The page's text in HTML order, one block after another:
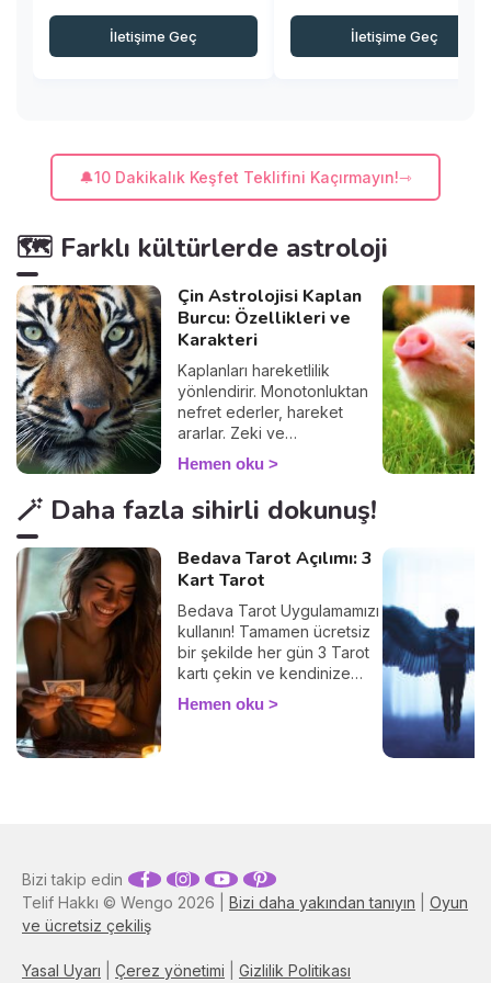
İletişime Geç İletişime Geç
🔔10 Dakikalık Keşfet Teklifini Kaçırmayın!
🗺️ Farklı kültürlerde astroloji
Çin Astrolojisi Kaplan
Burcu: Özellikleri ve
Karakteri
Kaplanları hareketlilik
yönlendirir. Monotonluktan
nefret ederler, hareket
ararlar. Zeki ve
karizmatiktirler.
Hemen oku
🪄 Daha fazla sihirli dokunuş!
Bedava Tarot Açılımı: 3
Kart Tarot
Bedava Tarot Uygulamamızı
kullanın! Tamamen ücretsiz
bir şekilde her gün 3 Tarot
kartı çekin ve kendinize
ayıracağınız birkaç
dakikayla içsel
Hemen oku
Telif Hakkı © Wengo 2026 | Bizi daha yakından tanıyın
Oyun
ve ücretsiz çekiliş
Yasal Uyarı Çerez yönetimi Gizlilik Politikası
Bizi takip edin